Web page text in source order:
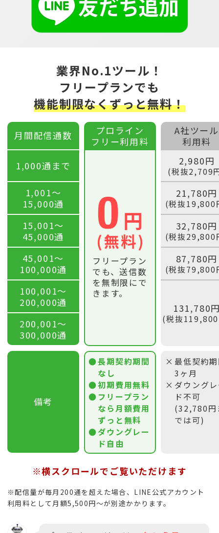
業界No.1ツール！
フリープランでも
機能制限なくずっと無料！
月間配信通数
プロライン
フリー利用料
A社ツール
利用料
1,000通まで
フリープラン
でも、送信数
を無制限にで
きます。
2,980円
(税抜2,709
1,001〜
15,000通
21,780円
(税抜19,800
15,001〜
45,000通
32,780円
(税抜29,800
45,001〜
100,000通
87,780円
(税抜79,800
100,001〜
200,000通
131,780
(税抜
200,001〜
300,000通
備考
長期契約期間
なし
初期費用無料
フリープラン
なら月額費用
ずっと無料
ダウングレー
ド自由
最低契約
3ヶ月
ダウング
ド不可
(32,780円
では可)
※横スクロールでご覧いただけます
※配信量が毎月200通を超えた場合、LINE公式アカウント
利用料として月額5,500円〜が別途かかります。